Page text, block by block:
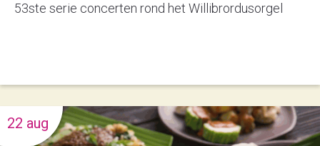
53ste serie concerten rond het Willibrordusorgel
22 aug